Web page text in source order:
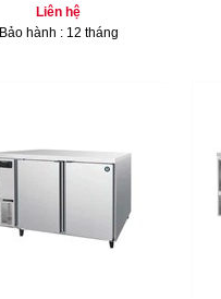
Liên hệ
Bảo hành : 12 tháng